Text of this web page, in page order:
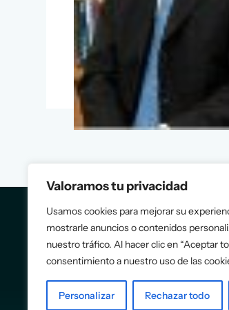
Valoramos tu privacidad
Usamos cookies para mejorar su
mostrarle anuncios o contenidos
nuestro tráfico. Al hacer clic en “Aceptar
consentimiento a nuestro uso de las
Personalizar Rechazar todo
AEEF 7 de